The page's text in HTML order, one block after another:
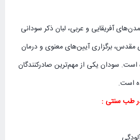
آفریقایی و عربی، لبان ذکر سودانی
مقدس، برگزاری آیین‌های معنوی و درمان
است. سودان یکی از مهم‌ترین صادرکنندگان
است.
طب سنتی :